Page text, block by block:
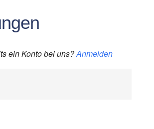
ein Konto bei uns?Anmelden